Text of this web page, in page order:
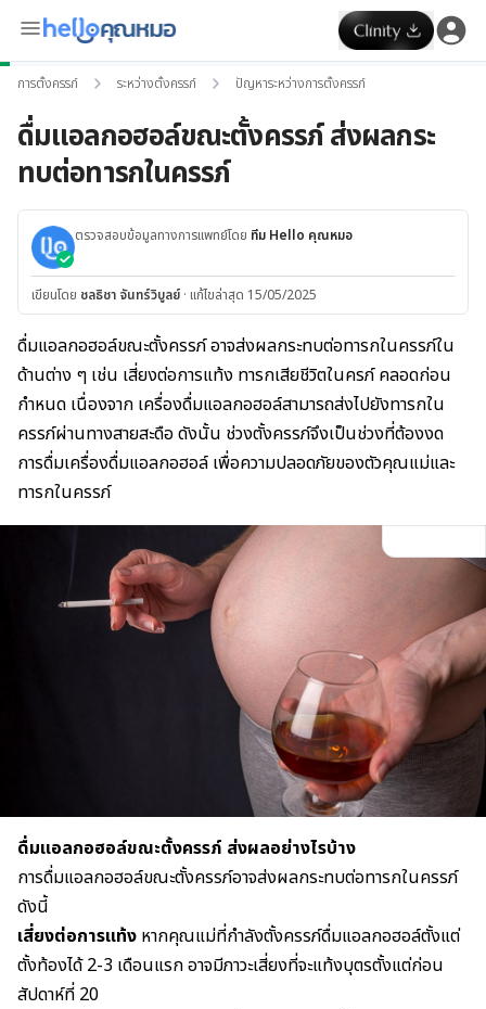
การตั้งครรภ์ ระหว่างตั้งครรภ์ ปัญหาระหว่างการตั้งครรภ์
ดื่มแอลกอฮอล์ขณะตั้งครรภ์ ส่งผลกระ
ทบต่อทารกในครรภ์
ตรวจสอบข้อมูลทางการแพทย์โดย ทีม Hello คุณหมอ
เขียนโดย ชลธิชา จันทร์วิบูลย์ · แก้ไขล่าสุด 15/05/2025
ดื่มแอลกอฮอล์ขณะตั้งครรภ์ อาจส่งผลกระทบต่อทารกในครรภ์ใน
ด้านต่าง ๆ เช่น เสี่ยงต่อการแท้ง ทารกเสียชีวิตในครภ์ คลอดก่อน
กำหนด เนื่องจาก เครื่องดื่มแอลกอฮอล์สามารถส่งไปยังทารกใน
ครรภ์ผ่านทางสายสะดือ ดังนั้น ช่วงตั้งครรภ์จึงเป็นช่วงที่ต้องงด
การดื่มเครื่องดื่มแอลกอฮอล์ เพื่อความปลอดภัยของตัวคุณแม่และ
ทารกในครรภ์
ดื่มแอลกอฮอล์ขณะตั้งครรภ์ ส่งผลอย่างไรบ้าง
การดื่มแอลกอฮอล์ขณะตั้งครรภ์อาจส่งผลกระทบต่อทารกในครรภ์
ดังนี้
เสี่ยงต่อการแท้ง หากคุณแม่ที่กำลังตั้งครรภ์ดื่มแอลกอฮอล์ตั้งแต่
ตั้งท้องได้ 2-3 เดือนแรก อาจมีภาวะเสี่ยงที่จะแท้งบุตรตั้งแต่ก่อน
สัปดาห์ที่ 20